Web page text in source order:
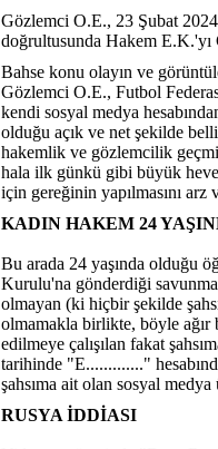
Gözlemci O.E., 23 Şubat 2024
doğrultusunda Hakem E.K.'yı
Bahse konu olayın ve
Gözlemci O.E., Futbol
kendi sosyal medya
olduğu açık ve net şekilde
hakemlik ve gözlemcilik
hala ilk günkü gibi büyük
için gereğinin yapılmasını
KADIN HAKEM 24
Bu arada 24 yaşında olduğu
Kurulu'na gönderdiği
olmayan (ki hiçbir şekilde
olmamakla birlikte, böyle ağır
edilmeye çalışılan fakat
tarihinde "E............."
şahsıma ait olan sosyal
RUSYA İDDİASI